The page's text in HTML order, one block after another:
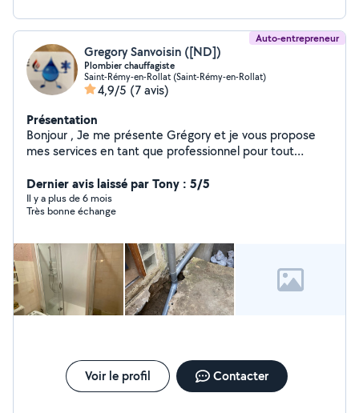
Auto-entrepreneur
Gregory Sanvoisin ([ND])
Plombier chauffagiste
Saint-Rémy-en-Rollat (Saint-Rémy-en-Rollat)
4,9/5 (7 avis)
Présentation
Bonjour , Je me présente Grégory et je vous propose
mes services en tant que professionnel pour tout
N'hésitez pas à me contacter en cas de besoin.
Dernier avis laissé par Tony : 5/5
Il y a plus de 6 mois
Très bonne échange
Voir le profil Contacter